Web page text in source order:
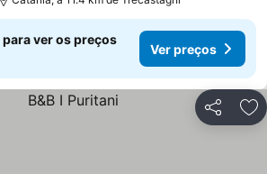
ver os preços
Ver preços
Partilhar